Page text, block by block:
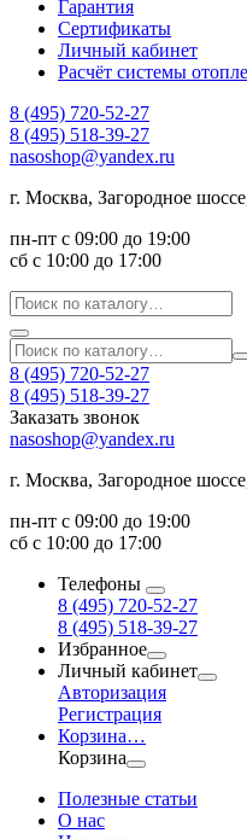
Гарантия
Сертификаты
Личный кабинет
Расчёт системы
8 (495) 720-52-27
8 (495) 518-39-27
nasoshop@yandex.ru
г. Москва, Загородное
пн-пт с 09:00 до 19:00
сб с 10:00 до 17:00
8 (495) 720-52-27
8 (495) 518-39-27
Заказать звонок
nasoshop@yandex.ru
г. Москва, Загородное
пн-пт с 09:00 до 19:00
сб с 10:00 до 17:00
Телефоны
8 (495) 720-52-27
8 (495) 518-39-27
Избранное
Личный кабинет
Авторизация
Регистрация
Корзина…
Корзина
Полезные статьи
О нас